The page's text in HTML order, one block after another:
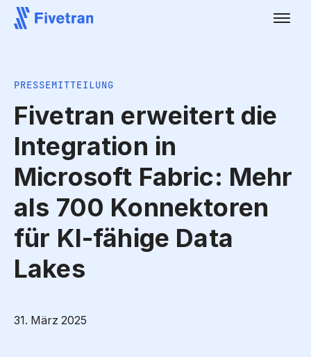
PRESSEMITTEILUNG
Fivetran erweitert die
Integration in
Microsoft Fabric: Mehr
als 700 Konnektoren
für KI-fähige Data
Lakes
31. März 2025